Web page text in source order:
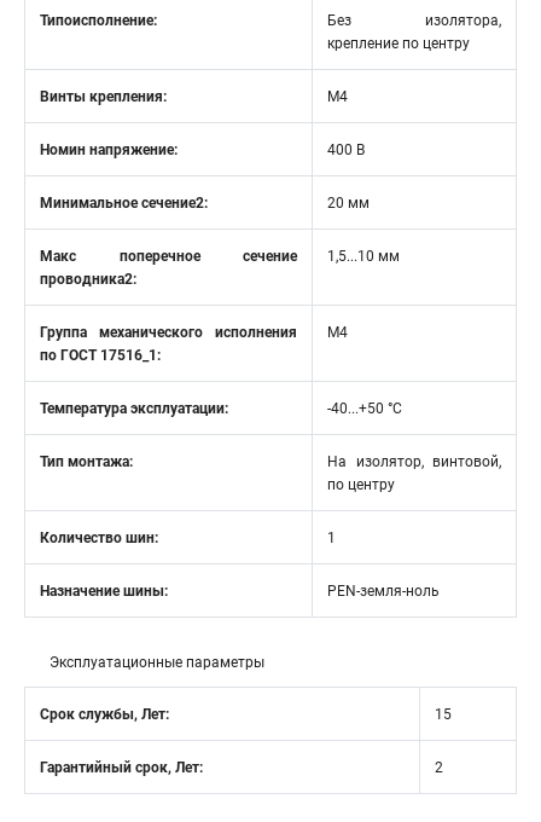
Типоисполнение:
Без изолятора,
крепление по центру
Винты крепления: М4
Номин напряжение: 400 В
Минимальное сечение2: 20 мм
Макс поперечное сечение
проводника2:
1,5...10 мм
Группа механического исполнения
по ГОСТ 17516_1:
М4
Температура эксплуатации: -40...+50 °C
Тип монтажа:
На изолятор, винтовой,
по центру
Количество шин: 1
Назначение шины: PEN-земля-ноль
Эксплуатационные параметры
Срок службы, Лет: 15
Гарантийный срок, Лет: 2